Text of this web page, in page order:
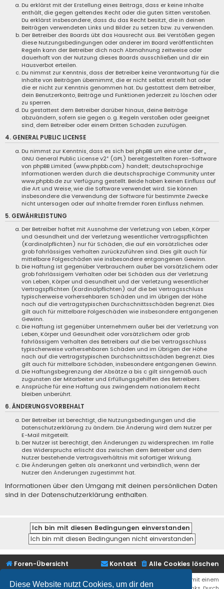
Diese Website nutzt Cookies, um dir den
Du erklärst mit der Erstellung eines Beitrags, dass er keine Inhalte
enthält, die gegen geltendes Recht oder die guten Sitten verstoßen.
Du erklärst insbesondere, dass du das Recht besitzt, die in deinen
Beiträgen verwendeten Links und Bilder zu setzen bzw. zu verwenden.
Der Betreiber des Boards übt das Hausrecht aus. Bei Verstößen gegen
diese Nutzungsbedingungen oder anderer im Board veröffentlichten
Regeln kann der Betreiber dich nach Abmahnung zeitweise oder
dauerhaft von der Nutzung dieses Boards ausschließen und dir ein
Hausverbot erteilen.
Du nimmst zur Kenntnis, dass der Betreiber keine Verantwortung für die
Inhalte von Beiträgen übernimmt, die er nicht selbst erstellt hat oder
die er nicht zur Kenntnis genommen hat. Du gestattest dem Betreiber,
dein Benutzerkonto, Beiträge und Funktionen jederzeit zu löschen oder
zu sperren.
Du gestattest dem Betreiber darüber hinaus, deine Beiträge
abzuändern, sofern sie gegen o. g. Regeln verstoßen oder geeignet
sind, dem Betreiber oder einem Dritten Schaden zuzufügen.
4. GENERAL PUBLIC LICENSE
Du nimmst zur Kenntnis, dass es sich bei phpBB um eine unter der „
GNU General Public License v2“ (GPL) bereitgestellten Foren-Software
von phpBB Limited (www.phpbb.com) handelt; deutschsprachige
Informationen werden durch die deutschsprachige Community unter
www.phpbb.de zur Verfügung gestellt. Beide haben keinen Einfluss auf
die Art und Weise, wie die Software verwendet wird. Sie können
insbesondere die Verwendung der Software für bestimmte Zwecke
nicht untersagen oder auf Inhalte fremder Foren Einfluss nehmen.
5. GEWÄHRLEISTUNG
Der Betreiber haftet mit Ausnahme der Verletzung von Leben, Körper
und Gesundheit und der Verletzung wesentlicher Vertragspflichten
(Kardinalpflichten) nur für Schäden, die auf ein vorsätzliches oder
grob fahrlässiges Verhalten zurückzuführen sind. Dies gilt auch für
mittelbare Folgeschäden wie insbesondere entgangenen Gewinn.
Die Haftung ist gegenüber Verbrauchern außer bei vorsätzlichem oder
grob fahrlässigem Verhalten oder bei Schäden aus der Verletzung
von Leben, Körper und Gesundheit und der Verletzung wesentlicher
Vertragspflichten (Kardinalpflichten) auf die bei Vertragsschluss
typischerweise vorhersehbaren Schäden und im übrigen der Höhe
nach auf die vertragstypischen Durchschnittsschäden begrenzt. Dies
gilt auch für mittelbare Folgeschäden wie insbesondere entgangenen
Gewinn.
Die Haftung ist gegenüber Unternehmern außer bei der Verletzung von
Leben, Körper und Gesundheit oder vorsätzlichem oder grob
fahrlässigem Verhalten des Betreibers auf die bei Vertragsschluss
typischerweise vorhersehbaren Schäden und im Übrigen der Höhe
nach auf die vertragstypischen Durchschnittsschäden begrenzt. Dies
gilt auch für mittelbare Schäden, insbesondere entgangenen Gewinn.
Die Haftungsbegrenzung der Absätze a bis c gilt sinngemäß auch
zugunsten der Mitarbeiter und Erfüllungsgehilfen des Betreibers.
Ansprüche für eine Haftung aus zwingendem nationalem Recht
bleiben unberührt.
6. ÄNDERUNGSVORBEHALT
Der Betreiber ist berechtigt, die Nutzungsbedingungen und die
Datenschutzerklärung zu ändern. Die Änderung wird dem Nutzer per
E-Mail mitgeteilt.
Der Nutzer ist berechtigt, den Änderungen zu widersprechen. Im Falle
des Widerspruchs erlischt das zwischen dem Betreiber und dem
Nutzer bestehende Vertragsverhältnis mit sofortiger Wirkung.
Die Änderungen gelten als anerkannt und verbindlich, wenn der
Nutzer den Änderungen zugestimmt hat.
Informationen über den Umgang mit deinen persönlichen Daten
sind in der Datenschutzerklärung enthalten.
Foren-Übersicht Alle Cookies löschen
Kontakt
Bei den Links zu Shops (Amazon, Ebay, Aliexpress, ...) und Links, die mit einem